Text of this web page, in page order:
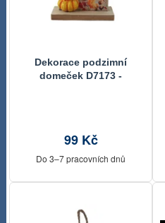
Dekorace podzimní
domeček D7173 -
99 Kč
Do 3–7 pracovních dnů